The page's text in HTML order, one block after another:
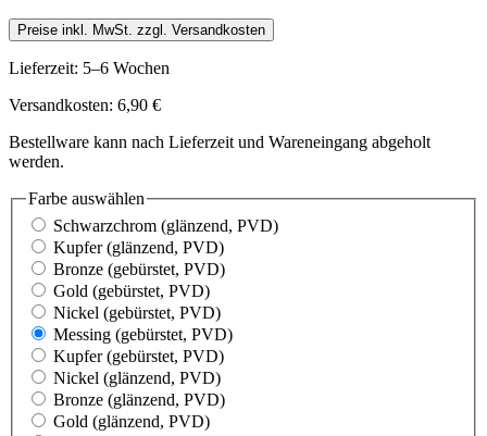
Preise inkl. MwSt. zzgl. Versandkosten
Lieferzeit: 5–6 Wochen
Versandkosten: 6,90 €
Bestellware kann nach Lieferzeit und Wareneingang abgeholt
werden.
Farbe auswählen
Schwarzchrom (glänzend, PVD)
Kupfer (glänzend, PVD)
Bronze (gebürstet, PVD)
Gold (gebürstet, PVD)
Nickel (gebürstet, PVD)
Messing (gebürstet, PVD)
Kupfer (gebürstet, PVD)
Nickel (glänzend, PVD)
Bronze (glänzend, PVD)
Gold (glänzend, PVD)